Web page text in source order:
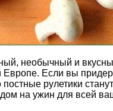
необычный и
Европе. Если вы
постные рулетики станут
на ужин для всей